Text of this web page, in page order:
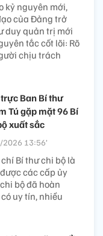
kỷ nguyên mới,
của Đảng trở
duy quản trị mới
tắc cốt lõi: Rõ
chịu trách
Ban Bí thư
Tú gặp mặt 96 Bí
xuất sắc
13:56’
Bí thư chi bộ là
các cấp ủy
bộ đã hoàn
uy tín, nhiều